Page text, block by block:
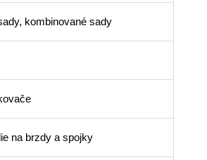
kombinované sady
na brzdy a spojky